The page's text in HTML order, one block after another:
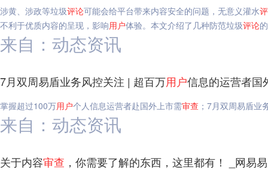
涉黄、涉政等垃圾评论可能会给平台带来内容安全的问题，无意义灌水
不利于优质内容的呈现，影响用户体验。本文介绍了几种防范垃圾评论
来自：动态资讯
7月双周易盾业务风控关注 | 超百万用户信息的运营者国
掌握超过100万用户个人信息运营者赴国外上市需审查 ；7月双周易盾业
来自：动态资讯
关于内容审查 ，你需要了解的东西，这里都有！ _网易